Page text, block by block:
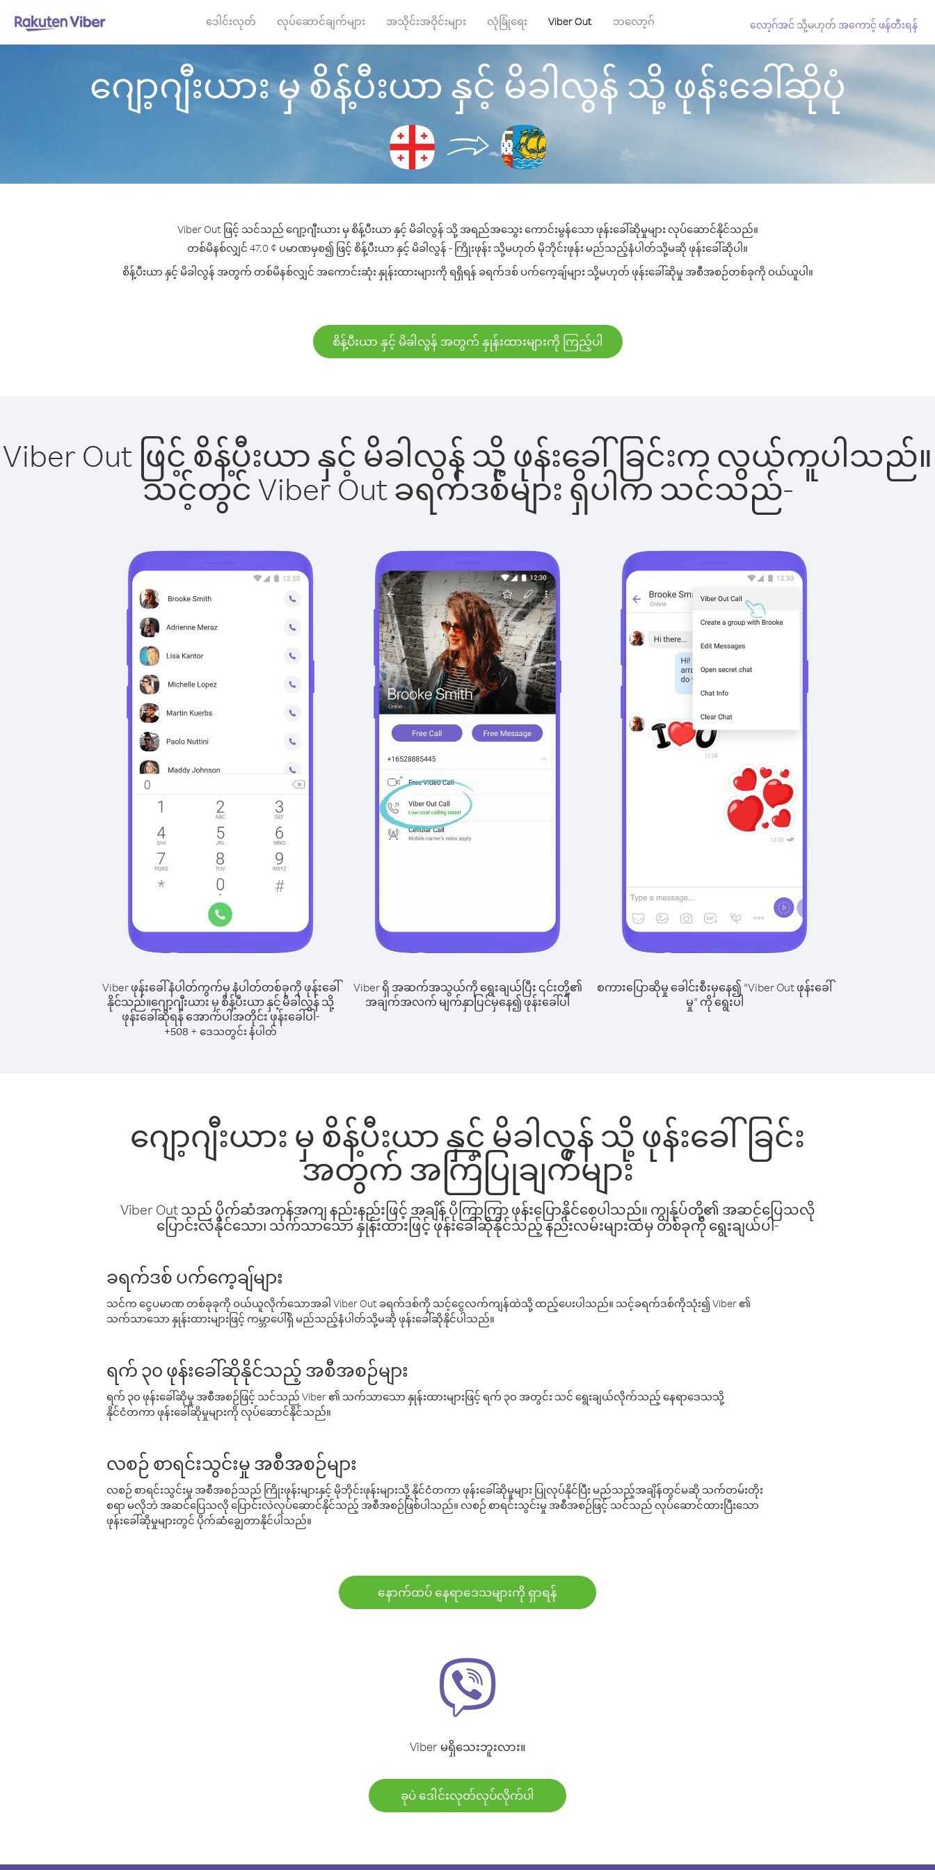
ဒေါင်းလုတ် လုပ်ဆောင်ချက်များ အသိုင်းအဝိုင်းများ လုံခြုံရေး Viber Out ဘလော့ဂ် လော့ဂ်အင် သို့မဟုတ် အကောင့် ဖန်တီးရန်
ဂျော့ဂျီးယား မှ စိန့်ပီးယာ နှင့် မိခါလွန် သို့ ဖုန်းခေါ်ဆိုပုံ
Viber Out ဖြင့် သင်သည် ဂျော့ဂျီးယား မှ စိန့်ပီးယာ နှင့် မိခါလွန် သို့ အရည်အသွေး ကောင်းမွန်သော ဖုန်းခေါ်ဆိုမှုများ လုပ်ဆောင်နိုင်သည်။
တစ်မိနစ်လျှင် 47.0 ¢ ပမာဏမှစ၍ ဖြင့် စိန့်ပီးယာ နှင့် မိခါလွန် - ကြိုးဖုန်း သို့မဟုတ် မိုဘိုင်းဖုန်း မည်သည့်နံပါတ်သို့မဆို ဖုန်းခေါ်ဆိုပါ။
စိန့်ပီးယာ နှင့် မိခါလွန် အတွက် တစ်မိနစ်လျှင် အကောင်းဆုံး နှုန်းထားများကို ရရှိရန် ခရက်ဒစ် ပက်ကေ့ချ်များ သို့မဟုတ် ဖုန်းခေါ်ဆိုမှု အစီအစဉ်တစ်ခုကို ဝယ်ယူပါ။
စိန့်ပီးယာ နှင့် မိခါလွန် အတွက် နှုန်းထားများကို ကြည့်ပါ
Viber Out ဖြင့် စိန့်ပီးယာ နှင့် မိခါလွန် သို့ ဖုန်းခေါ်ခြင်းက လွယ်ကူပါသည်။
သင့်တွင် Viber Out ခရက်ဒစ်များ ရှိပါက သင်သည်-
Viber ဖုန်းခေါ်နံပါတ်ကွက်မှ နံပါတ်တစ်ခုကို ဖုန်းခေါ်
နိုင်သည်။ဂျော့ဂျီးယား မှ စိန့်ပီးယာ နှင့် မိခါလွန် သို့
ဖုန်းခေါ်ဆိုရန် အောက်ပါအတိုင်း ဖုန်းခေါ်ပါ-
+508 + ဒေသတွင်း နံပါတ်
Viber ရှိ အဆက်အသွယ်ကို ရွေးချယ်ပြီး ၎င်းတို့၏
အချက်အလက် မျက်နှာပြင်မှနေ၍ ဖုန်းခေါ်ပါ
စကားပြောဆိုမှု ခေါင်းစီးမှနေ၍ “Viber Out ဖုန်းခေါ်
မှု” ကို ရွေးပါ
ဂျော့ဂျီးယား မှ စိန့်ပီးယာ နှင့် မိခါလွန် သို့ ဖုန်းခေါ်ခြင်း
အတွက် အကြံပြုချက်များ
Viber Out သည် ပိုက်ဆံအကုန်အကျ နည်းနည်းဖြင့် အချိန် ပိုကြာကြာ ဖုန်းပြောနိုင်စေပါသည်။ ကျွန်ုပ်တို့၏ အဆင်ပြေသလို
ပြောင်းလဲနိုင်သော၊ သက်သာသော နှုန်းထားဖြင့် ဖုန်းခေါ်ဆိုနိုင်သည့် နည်းလမ်းများထဲမှ တစ်ခုကို ရွေးချယ်ပါ-
ခရက်ဒစ် ပက်ကေ့ချ်များ
သင်က ငွေပမာဏ တစ်ခုခုကို ဝယ်ယူလိုက်သောအခါ Viber Out ခရက်ဒစ်ကို သင့်ငွေလက်ကျန်ထဲသို့ ထည့်ပေးပါသည်။ သင့်ခရက်ဒစ်ကိုသုံး၍ Viber ၏
သက်သာသော နှုန်းထားများဖြင့် ကမ္ဘာပေါ်ရှိ မည်သည့်နံပါတ်သို့မဆို ဖုန်းခေါ်ဆိုနိုင်ပါသည်။
ရက် ၃၀ ဖုန်းခေါ်ဆိုနိုင်သည့် အစီအစဉ်များ
ရက် ၃၀ ဖုန်းခေါ်ဆိုမှု အစီအစဉ်ဖြင့် သင်သည် Viber ၏ သက်သာသော နှုန်းထားများဖြင့် ရက် ၃၀ အတွင်း သင် ရွေးချယ်လိုက်သည့် နေရာဒေသသို့
နိုင်ငံတကာ ဖုန်းခေါ်ဆိုမှုများကို လုပ်ဆောင်နိုင်သည်။
လစဉ် စာရင်းသွင်းမှု အစီအစဉ်များ
လစဉ် စာရင်းသွင်းမှု အစီအစဉ်သည် ကြိုးဖုန်းများနှင့် မိုဘိုင်းဖုန်းများသို့ နိုင်ငံတကာ ဖုန်းခေါ်ဆိုမှုများ ပြုလုပ်နိုင်ပြီး မည်သည့်အချိန်တွင်မဆို သက်တမ်းတိုး
စရာ မလိုဘဲ အဆင်ပြေသလို ပြောင်းလဲလုပ်ဆောင်နိုင်သည့် အစီအစဉ်ဖြစ်ပါသည်။ လစဉ် စာရင်းသွင်းမှု အစီအစဉ်ဖြင့် သင်သည် လုပ်ဆောင်ထားပြီးသော
ဖုန်းခေါ်ဆိုမှုများတွင် ပိုက်ဆံချွေတာနိုင်ပါသည်။
နောက်ထပ် နေရာဒေသများကို ရှာရန်
Viber မရှိသေးဘူးလား။
ခုပဲ ဒေါင်းလုတ်လုပ်လိုက်ပါ